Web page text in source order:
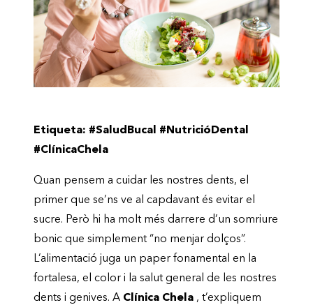
Etiqueta: #SaludBucal #NutricióDental
#ClínicaChela
Quan pensem a cuidar les nostres dents, el
primer que se’ns ve al capdavant és evitar el
sucre. Però hi ha molt més darrere d’un somriure
bonic que simplement “no menjar dolços”.
L’alimentació juga un paper fonamental en la
fortalesa, el color i la salut general de les nostres
dents i genives. A Clínica Chela , t’expliquem